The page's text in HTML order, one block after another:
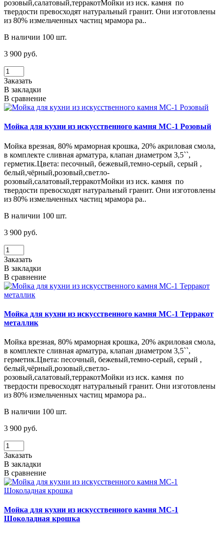
розовый,салатовый,терракотМойки из иск. камня по
твердости превосходят натуральный гранит. Они изготовлены
из 80% измельченных частиц мрамора ра..
В наличии 100 шт.
3 900 руб.
Заказать
В закладки
В сравнение
Мойка для кухни из искусственного камня МС-1 Розовый
Мойка врезная, 80% мраморная крошка, 20% акриловая смола,
в комплекте сливная арматура, клапан диаметром 3,5``,
герметик.Цвета: песочный, бежевый,темно-серый, серый ,
белый,чёрный,розовый,светло-
розовый,салатовый,терракотМойки из иск. камня по
твердости превосходят натуральный гранит. Они изготовлены
из 80% измельченных частиц мрамора ра..
В наличии 100 шт.
3 900 руб.
Заказать
В закладки
В сравнение
Мойка для кухни из искусственного камня МС-1 Терракот
металлик
Мойка врезная, 80% мраморная крошка, 20% акриловая смола,
в комплекте сливная арматура, клапан диаметром 3,5``,
герметик.Цвета: песочный, бежевый,темно-серый, серый ,
белый,чёрный,розовый,светло-
розовый,салатовый,терракотМойки из иск. камня по
твердости превосходят натуральный гранит. Они изготовлены
из 80% измельченных частиц мрамора ра..
В наличии 100 шт.
3 900 руб.
Заказать
В закладки
В сравнение
Мойка для кухни из искусственного камня МС-1
Шоколадная крошка